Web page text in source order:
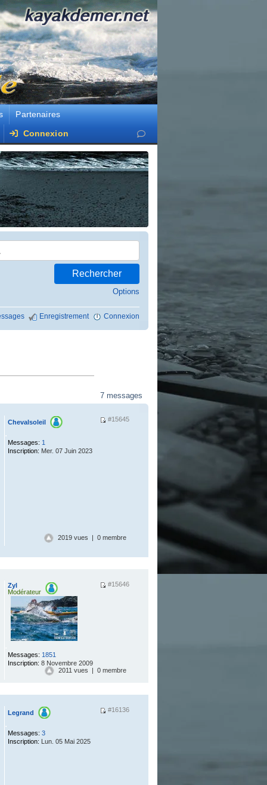
Partenaires
Connexion
Options
Enregistrement Connexion
7 messages
#15645
Chevalsoleil
.
Messages: 1
Inscription: Mer. 07 Juin 2023
2019 vues | 0 membre
#15646
Zyl
Modérateur
Messages: 1851
Inscription: 8 Novembre 2009
2011 vues | 0 membre
#16136
Legrand
.
Messages: 3
Inscription: Lun. 05 Mai 2025